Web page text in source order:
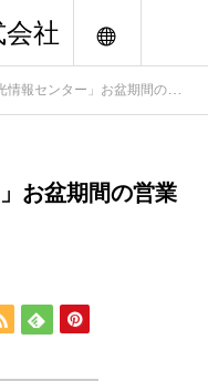
社
ンター」お盆期間の営業時間変更のお知らせ
お盆期間の営業